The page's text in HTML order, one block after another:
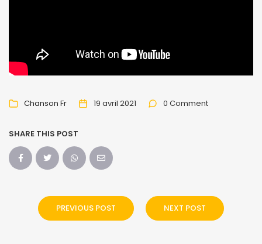
Chanson Fr 19 avril 2021 0 Comment
SHARE THIS POST
PREVIOUS POST NEXT POST